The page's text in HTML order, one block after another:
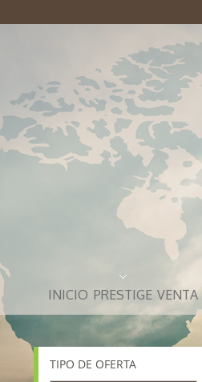
INICIO PRESTIGE VENTA
TIPO DE OFERTA